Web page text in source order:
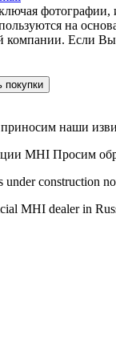
на
Если Вы
покупки
наши
MHI Просим
under construction
MHI dealer in